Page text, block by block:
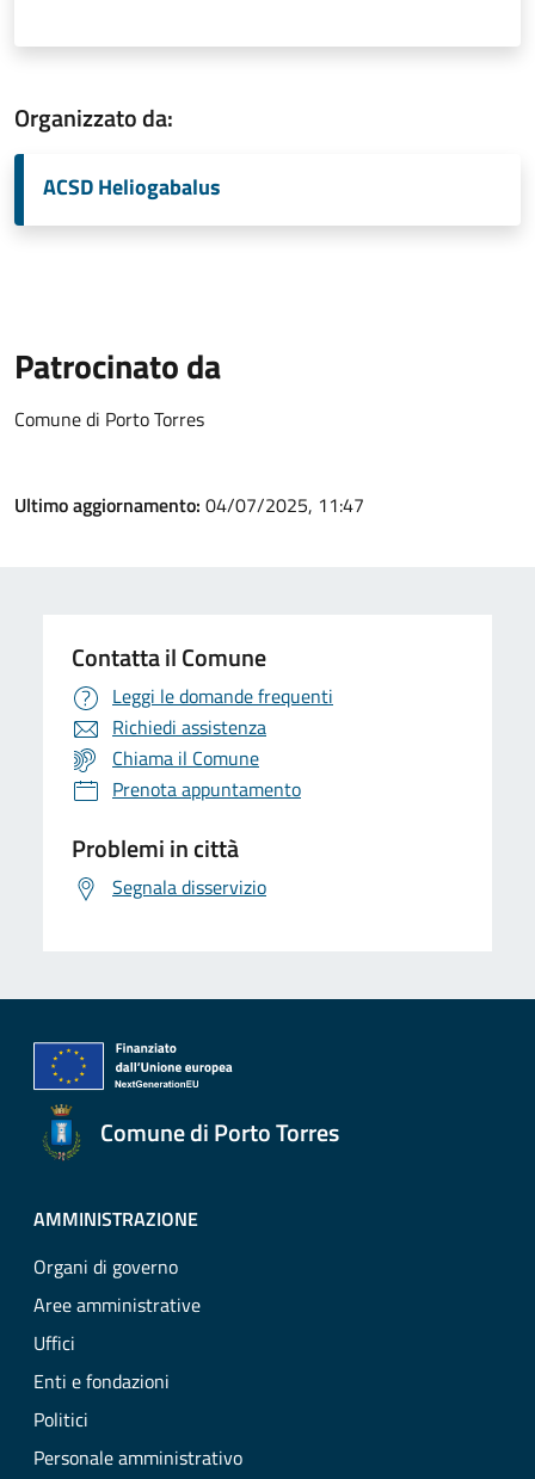
Organizzato da:
ACSD Heliogabalus
Patrocinato da
Comune di Porto Torres
Ultimo aggiornamento: 04/07/2025, 11:47
Contatta il Comune
Leggi le domande frequenti
Richiedi assistenza
Chiama il Comune
Prenota appuntamento
Problemi in città
Segnala disservizio
Comune di Porto Torres
AMMINISTRAZIONE
Organi di governo
Aree amministrative
Uffici
Enti e fondazioni
Politici
Personale amministrativo